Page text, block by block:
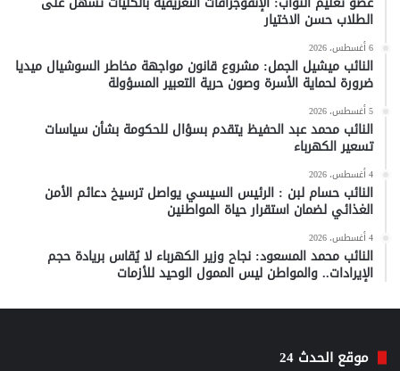
الطلاب حسن الاختيار
6 أغسطس، 2026
النائب ميشيل الجمل: مشروع قانون مواجهة مخاطر السوشيال ميديا
ضرورة لحماية الأسرة وصون حرية التعبير المسؤولة
5 أغسطس، 2026
النائب محمد عبد الحفيظ يتقدم بسؤال للحكومة بشأن سياسات
تسعير الكهرباء
4 أغسطس، 2026
النائب حسام لبن : الرئيس السيسي يواصل ترسيخ دعائم الأمن
الغذائي لضمان استقرار حياة المواطنين
4 أغسطس، 2026
النائب محمد المسعود: نجاح وزير الكهرباء لا يُقاس بريادة حجم
الإيرادات.. والمواطن ليس الممول الوحيد للأزمات
موقع الحدث 24